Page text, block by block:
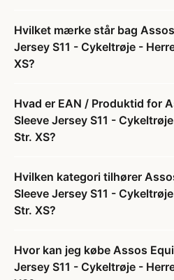
Hvilket mærke står bag
Jersey S11 - Cykeltrøje -
XS?
Hvad er EAN / Produktid for
Sleeve Jersey S11 -
Str. XS?
Hvilken kategori tilhører
Sleeve Jersey S11 -
Str. XS?
Hvor kan jeg købe Assos
Jersey S11 - Cykeltrøje -